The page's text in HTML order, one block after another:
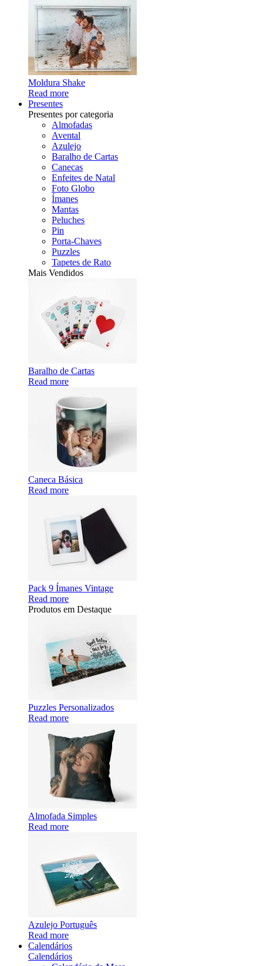
Moldura Shake
Read more
Presentes
Presentes por categoria
Almofadas
Avental
Azulejo
Baralho de Cartas
Canecas
Enfeites de Natal
Foto Globo
Ímanes
Mantas
Peluches
Pin
Porta-Chaves
Puzzles
Tapetes de Rato
Mais Vendidos
Baralho de Cartas
Read more
Caneca Básica
Read more
Pack 9 Ímanes Vintage
Read more
Produtos em Destaque
Puzzles Personalizados
Read more
Almofada Simples
Read more
Azulejo Português
Read more
Calendários
Calendários